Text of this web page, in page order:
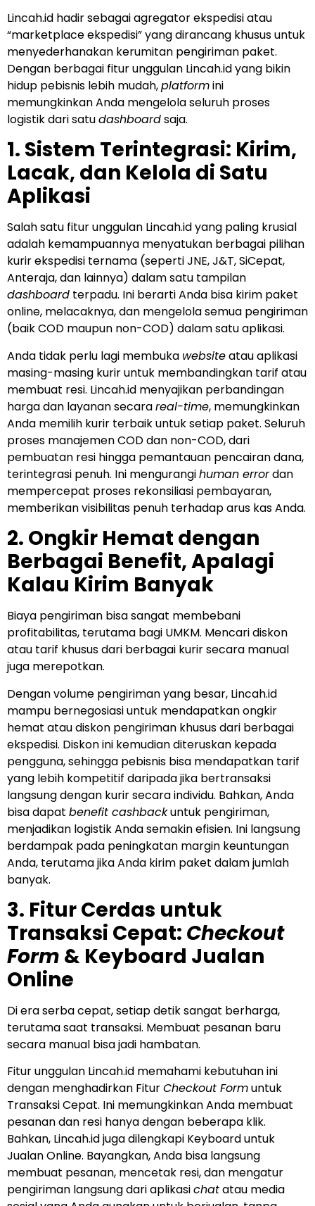
Lincah.id hadir sebagai agregator ekspedisi atau
“marketplace ekspedisi” yang dirancang khusus untuk
menyederhanakan kerumitan pengiriman paket.
Dengan berbagai fitur unggulan Lincah.id yang bikin
hidup pebisnis lebih mudah,platformini
memungkinkan Anda mengelola seluruh proses
logistik dari satudashboardsaja.
1. Sistem Terintegrasi: Kirim,
Lacak, dan Kelola di Satu
Aplikasi
Salah satu fitur unggulan Lincah.id yang paling krusial
adalah kemampuannya menyatukan berbagai pilihan
kurir ekspedisi ternama (seperti JNE, J&T, SiCepat,
Anteraja, dan lainnya) dalam satu tampilan
dashboard terpadu. Ini berarti Anda bisa kirim paket
online, melacaknya, dan mengelola semua pengiriman
(baik COD maupun non-COD) dalam satu aplikasi.
Anda tidak perlu lagi membuka websiteatau aplikasi
masing-masing kurir untuk membandingkan tarif atau
membuat resi. Lincah.id menyajikan perbandingan
harga dan layanan secarareal-time, memungkinkan
Anda memilih kurir terbaik untuk setiap paket. Seluruh
proses manajemen COD dan non-COD, dari
pembuatan resi hingga pemantauan pencairan dana,
terintegrasi penuh. Ini mengurangihuman errordan
mempercepat proses rekonsiliasi pembayaran,
memberikan visibilitas penuh terhadap arus kas Anda.
2. Ongkir Hemat dengan
Berbagai Benefit, Apalagi
Kalau Kirim Banyak
Biaya pengiriman bisa sangat membebani
profitabilitas, terutama bagi UMKM. Mencari diskon
atau tarif khusus dari berbagai kurir secara manual
juga merepotkan.
Dengan volume pengiriman yang besar, Lincah.id
mampu bernegosiasi untuk mendapatkan ongkir
hemat atau diskon pengiriman khusus dari berbagai
ekspedisi. Diskon ini kemudian diteruskan kepada
pengguna, sehingga pebisnis bisa mendapatkan tarif
yang lebih kompetitif daripada jika bertransaksi
langsung dengan kurir secara individu. Bahkan, Anda
bisa dapat benefit cashbackuntuk pengiriman,
menjadikan logistik Anda semakin efisien. Ini langsung
berdampak pada peningkatan margin keuntungan
Anda, terutama jika Anda kirim paket dalam jumlah
banyak.
3. Fitur Cerdas untuk
Transaksi Cepat: Checkout
Form & Keyboard Jualan
Online
Di era serba cepat, setiap detik sangat berharga,
terutama saat transaksi. Membuat pesanan baru
secara manual bisa jadi hambatan.
Fitur unggulan Lincah.id memahami kebutuhan ini
dengan menghadirkan FiturCheckout Formuntuk
Transaksi Cepat. Ini memungkinkan Anda membuat
pesanan dan resi hanya dengan beberapa klik.
Bahkan, Lincah.id juga dilengkapi Keyboard untuk
Jualan Online. Bayangkan, Anda bisa langsung
membuat pesanan, mencetak resi, dan mengatur
pengiriman langsung dari aplikasichatatau media